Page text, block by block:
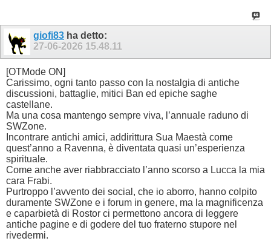
giofi83 ha detto:
27-06-2026 15.48.11
[OTMode ON]
Carissimo, ogni tanto passo con la nostalgia di antiche
discussioni, battaglie, mitici Ban ed epiche saghe
castellane.
Ma una cosa mantengo sempre viva, l’annuale raduno di
SWZone.
Incontrare antichi amici, addirittura Sua Maestà come
quest’anno a Ravenna, è diventata quasi un’esperienza
spirituale.
Come anche aver riabbracciato l’anno scorso a Lucca la mia
cara Frabi.
Purtroppo l’avvento dei social, che io aborro, hanno colpito
duramente SWZone e i forum in genere, ma la magnificenza
e caparbietà di Rostor ci permettono ancora di leggere
antiche pagine e di godere del tuo fraterno stupore nel
rivedermi.